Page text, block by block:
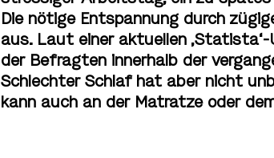
Die nötige Entspannung durch
aus. Laut einer aktuellen
der Befragten innerhalb der
Schlechter Schlaf hat aber nicht
kann auch an der Matratze oder